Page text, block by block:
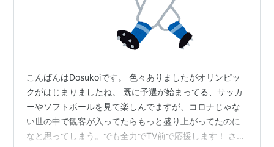
こんばんはDosukoiです。 色々ありましたがオリンピッ
クがはじまりましたね。 既に予選が始まってる、サッカ
ーやソフトボールを見て楽しんでますが、コロナじゃな
い世の中で観客が入ってたらもっと盛り上がってたのに
なと思ってしまう。でも全力でTV前で応援します！ さて